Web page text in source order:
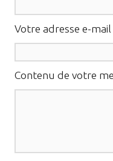
Votre adresse e-
Contenu de votre